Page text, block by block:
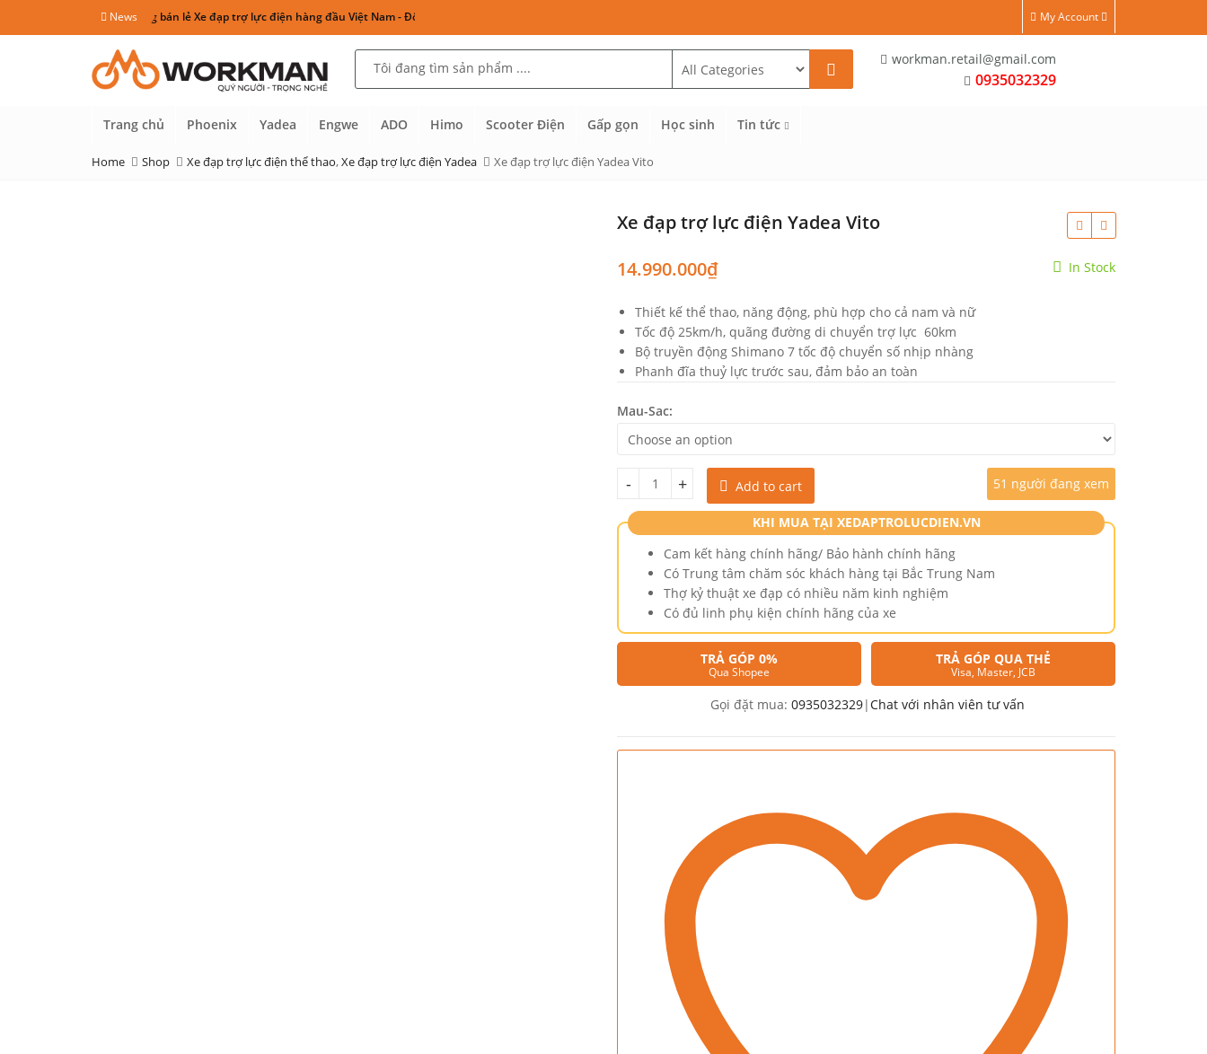
News
Hệ thống bán lẻ Xe đạp trợ lực điện hàng đầu Việt Nam - Đối tác uy tín: Phoenix, Engwe, Ado, Xiaomi, Yadea, Vinfast, Wahama, Thống Nhất, Sallway, NETT... - Sản phẩm chất lượng – độ bền cao - Đại lý toàn quốc - Đội
My Account
workman.retail@gmail.com
0935032329
Trang chủ Phoenix Yadea Engwe ADO Himo Scooter Điện Gấp gọn Học sinh Tin tức
Home Shop Xe đạp trợ lực điện thể thao,Xe đạp trợ lực điện Yadea Xe đạp trợ lực điện Yadea Vito
Xe đạp trợ lực điện Yadea Vito
14.990.000₫ In Stock
Thiết kế thể thao, năng động, phù hợp cho cả nam và nữ
Tốc độ 25km/h, quãng đường di chuyển trợ lực 60km
Bộ truyền động Shimano 7 tốc độ chuyển số nhịp nhàng
Phanh đĩa thuỷ lực trước sau, đảm bảo an toàn
Mau-Sac:
Xe đạp trợ lực điện Yadea Vito quantity
Add to cart 51 người đang xem
KHI MUA TẠI XEDAPTROLUCDIEN.VN
Cam kết hàng chính hãng/ Bảo hành chính hãng
Có Trung tâm chăm sóc khách hàng tại Bắc Trung Nam
Thợ kỷ thuật xe đạp có nhiều năm kinh nghiệm
Có đủ linh phụ kiện chính hãng của xe
TRẢ GÓP 0%
Qua Shopee
TRẢ GÓP QUA THẺ
Visa, Master, JCB
Gọi đặt mua: 0935032329|Chat với nhân viên tư vấn